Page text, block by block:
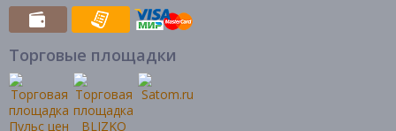
Торговые площадки